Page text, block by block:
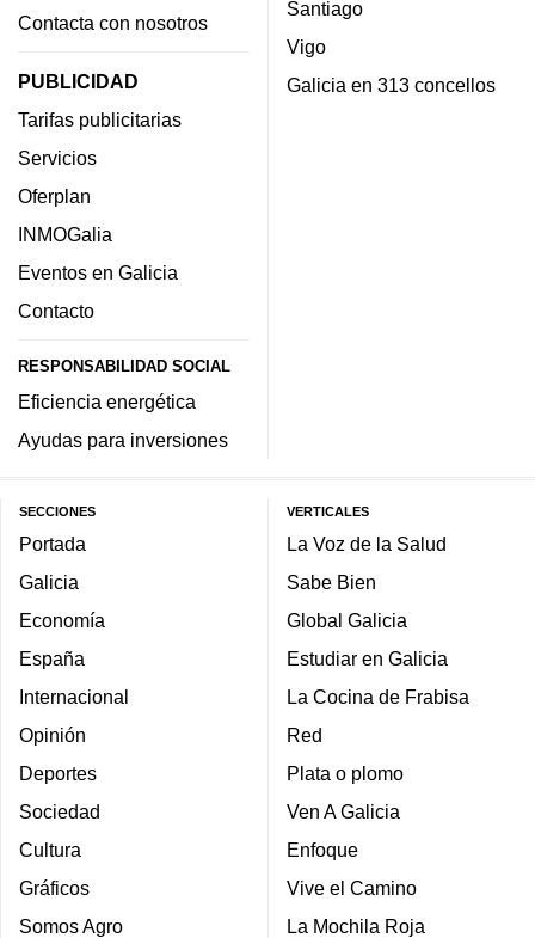
Contacta con nosotros
PUBLICIDAD
Tarifas publicitarias
Servicios
Oferplan
INMOGalia
Eventos en Galicia
Contacto
RESPONSABILIDAD SOCIAL
Eficiencia energética
Ayudas para inversiones
Santiago
Vigo
Galicia en 313 concellos
SECCIONES
Portada
Galicia
Economía
España
Internacional
Opinión
Deportes
Sociedad
Cultura
Gráficos
Somos Agro
VERTICALES
La Voz de la Salud
Sabe Bien
Global Galicia
Estudiar en Galicia
La Cocina de Frabisa
Red
Plata o plomo
Ven A Galicia
Enfoque
Vive el Camino
La Mochila Roja